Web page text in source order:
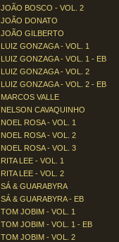
BOSCO - VOL. 2
DONATO
GILBERTO
GONZAGA - VOL. 1
GONZAGA - VOL. 1 - EB
GONZAGA - VOL. 2
GONZAGA - VOL. 2 - EB
VALLE
CAVAQUINHO
ROSA - VOL. 1
ROSA - VOL. 2
ROSA - VOL. 3
LEE - VOL. 1
LEE - VOL. 2
& GUARABYRA
& GUARABYRA - EB
JOBIM - VOL. 1
JOBIM - VOL. 1 - EB
JOBIM - VOL. 2